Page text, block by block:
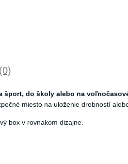
do školy alebo na
miesto na uloženie drobností
box v rovnakom dizajne.